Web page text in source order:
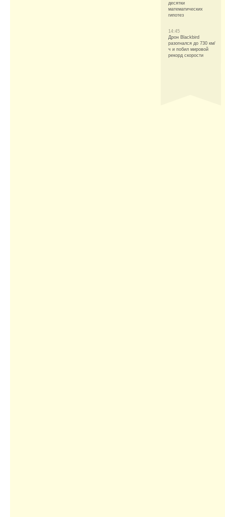
десятки
математических
гипотез
14:45
Дрон Blackbird
разогнался до 730 км/
ч и побил мировой
рекорд скорости